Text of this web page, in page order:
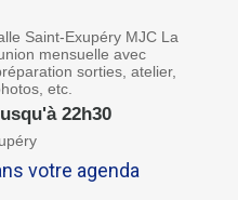
Saint-Exupéry MJC La
mensuelle avec
sorties, atelier,
etc.
22h30
votre agenda